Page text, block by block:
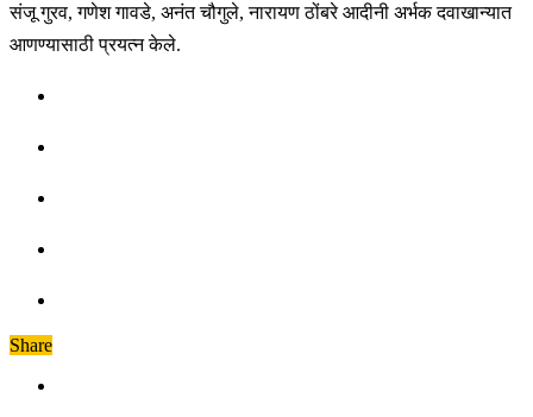
संजू गुरव, गणेश गावडे, अनंत चौगुले, नारायण ठोंबरे आदीनी अर्भक दवाखान्यात
आणण्यासाठी प्रयत्न केले.
Share